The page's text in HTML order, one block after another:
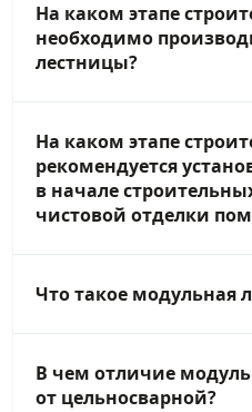
На каком этапе
необходимо
лестницы?
На каком этапе
рекомендуется
в начале
чистовой отделки
Что такое модульная
В чем отличие
от цельносварной?